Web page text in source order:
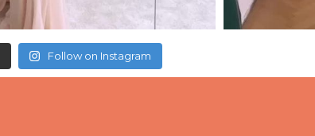
Follow on Instagram